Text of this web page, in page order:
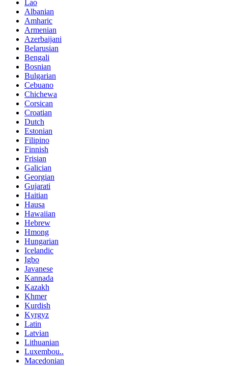
Lao
Albanian
Amharic
Armenian
Azerbaijani
Belarusian
Bengali
Bosnian
Bulgarian
Cebuano
Chichewa
Corsican
Croatian
Dutch
Estonian
Filipino
Finnish
Frisian
Galician
Georgian
Gujarati
Haitian
Hausa
Hawaiian
Hebrew
Hmong
Hungarian
Icelandic
Igbo
Javanese
Kannada
Kazakh
Khmer
Kurdish
Kyrgyz
Latin
Latvian
Lithuanian
Luxembou..
Macedonian